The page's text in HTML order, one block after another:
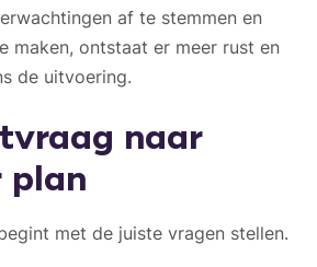
af te stemmen en
maken, ontstaat er meer rust en
de uitvoering.
naar
plan
met de juiste vragen stellen.